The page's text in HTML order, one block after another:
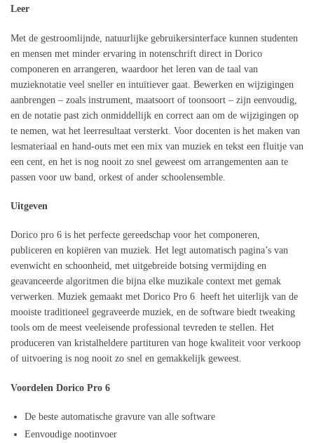
Leer
Met de gestroomlijnde, natuurlijke gebruikersinterface kunnen studenten
en mensen met minder ervaring in notenschrift direct in Dorico
componeren en arrangeren, waardoor het leren van de taal van
muzieknotatie veel sneller en intuïtiever gaat. Bewerken en wijzigingen
aanbrengen – zoals instrument, maatsoort of toonsoort – zijn eenvoudig,
en de notatie past zich onmiddellijk en correct aan om de wijzigingen op
te nemen, wat het leerresultaat versterkt. Voor docenten is het maken van
lesmateriaal en hand-outs met een mix van muziek en tekst een fluitje van
een cent, en het is nog nooit zo snel geweest om arrangementen aan te
passen voor uw band, orkest of ander schoolensemble.
Uitgeven
Dorico pro 6 is het perfecte gereedschap voor het componeren,
publiceren en kopiëren van muziek. Het legt automatisch pagina’s van
evenwicht en schoonheid, met uitgebreide botsing vermijding en
geavanceerde algoritmen die bijna elke muzikale context met gemak
verwerken. Muziek gemaakt met Dorico Pro 6 heeft het uiterlijk van de
mooiste traditioneel gegraveerde muziek, en de software biedt tweaking
tools om de meest veeleisende professional tevreden te stellen. Het
produceren van kristalheldere partituren van hoge kwaliteit voor verkoop
of uitvoering is nog nooit zo snel en gemakkelijk geweest.
Voordelen Dorico Pro 6
De beste automatische gravure van alle software
Eenvoudige nootinvoer